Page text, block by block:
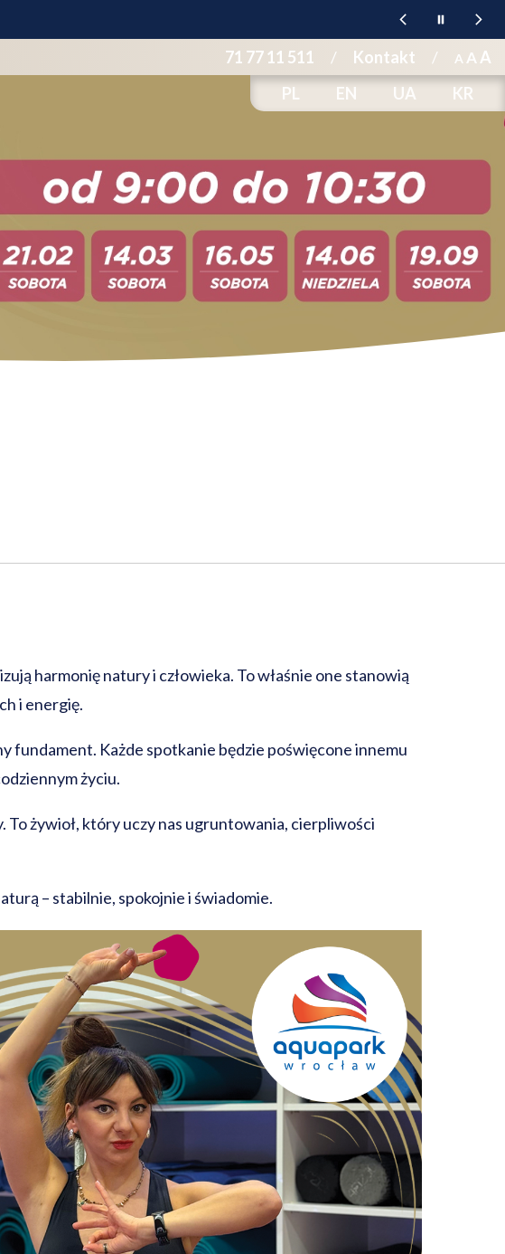
71 77 11 511 / Kontakt / A A A
PL
EN UA KR
harmonię natury i człowieka. To właśnie one stanowią
i energię.
fundament. Każde spotkanie będzie poświęcone innemu
życiu.
To żywioł, który uczy nas ugruntowania, cierpliwości
– stabilnie, spokojnie i świadomie.